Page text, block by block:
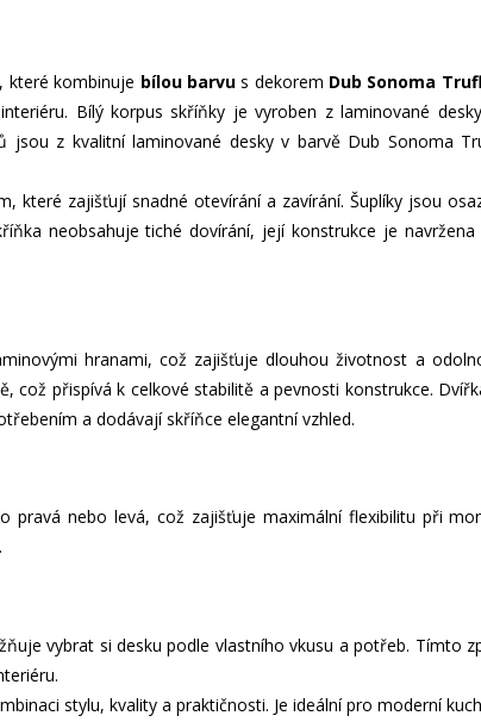
které kombinuje bílou barvus dekorem Dub Sonoma
Bílý korpus skříňky je vyroben z laminované
z kvalitní laminované desky v barvě Dub Sonoma
které zajišťují snadné otevírání a zavírání. Šuplíky jsou
neobsahuje tiché dovírání, její konstrukce je
hranami, což zajišťuje dlouhou životnost a
což přispívá k celkové stabilitě a pevnosti konstrukce.
a dodávají skříňce elegantní vzhled.
pravá nebo levá, což zajišťuje maximální flexibilitu při
vybrat si desku podle vlastního vkusu a potřeb. Tímto
stylu, kvality a praktičnosti. Je ideální pro moderní